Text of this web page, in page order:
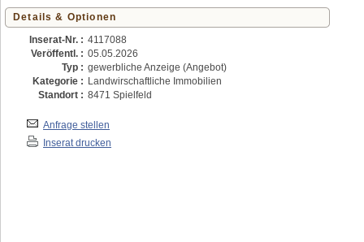
Details & Optionen
Inserat-Nr. : 4117088
Veröffentl. : 05.05.2026
Typ : gewerbliche Anzeige (Angebot)
Kategorie : Landwirschaftliche Immobilien
Standort : 8471 Spielfeld
Anfrage stellen
Inserat drucken